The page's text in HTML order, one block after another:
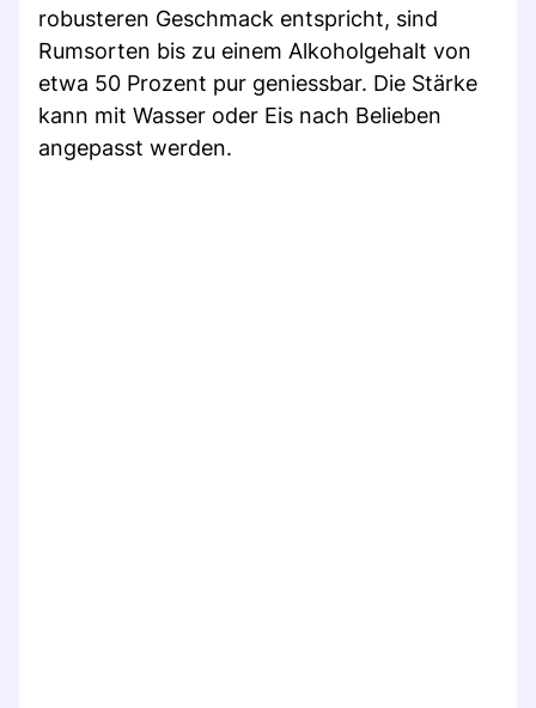
robusteren Geschmack entspricht, sind
Rumsorten bis zu einem Alkoholgehalt von
etwa 50 Prozent pur geniessbar. Die Stärke
kann mit Wasser oder Eis nach Belieben
angepasst werden.